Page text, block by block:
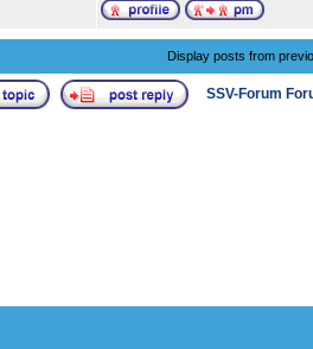
Display posts from
SSV-Forum